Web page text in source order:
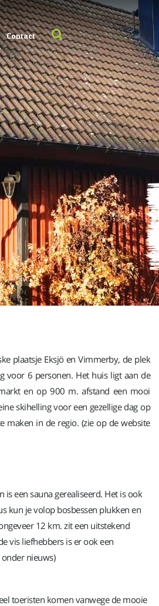
Contact
plaatsje Eksjö en Vimmerby, de plek
voor 6 personen. Het huis ligt aan de
en op 900 m. afstand een mooi
skihelling voor een gezellige dag op
maken in de regio. (zie op de website
een sauna gerealiseerd. Het is ook
kun je volop bosbessen plukken en
12 km. zit een uitstekend
vis liefhebbers is er ook een
nieuws)
toeristen komen vanwege de mooie